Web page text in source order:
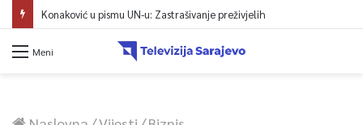
Konaković u pismu UN-u: Zastrašivanje preživjelih
Meni